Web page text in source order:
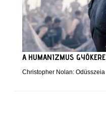
A HUMANIZMUS GYÖKERE
Christopher Nolan: Odüsszeia